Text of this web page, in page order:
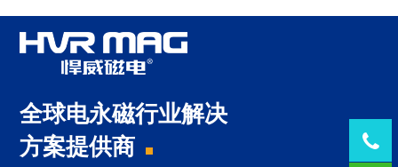
全球电永磁行业解决
方案提供商
Tel：